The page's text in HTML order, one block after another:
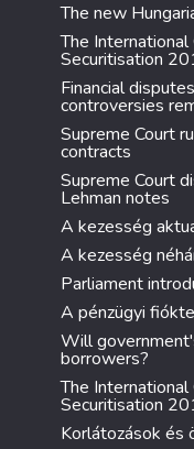
The new
The
Securitisation
Financial
controversies
Supreme Court
contracts
Supreme Court
Lehman notes
A kezesség
A kezesség
Parliament
A pénzügyi
Will
borrowers?
The
Securitisation
Korlátozások és